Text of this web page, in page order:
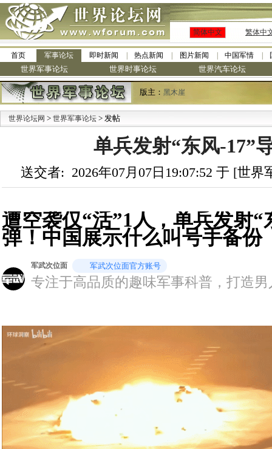
简体中文 繁体中
首页 军事论坛 即时新闻 热点新闻 图片新闻 中国军情
世界军事论坛 世界时事论坛 世界汽车论坛
版主： 黑木崖
世界论坛网 > 世界军事论坛 > 发帖
单兵发射“东风-17”
送交者: 2026年07月07日19:07:52 于 [世
遭空袭仅“活”1人，单兵发射“
弹！中国展示什么叫号手备份
军武次位面 军武次位面官方账号
专注于高品质的趣味军事科普，打造